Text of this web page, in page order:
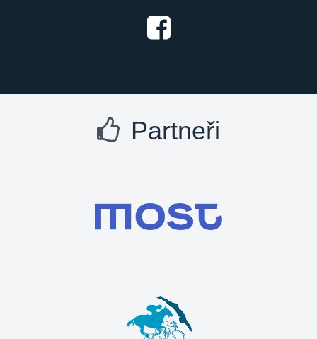
Partneři